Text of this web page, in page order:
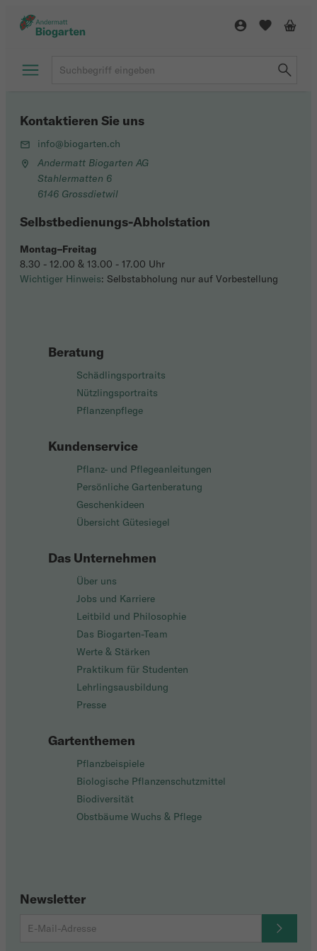
Beratung
Schädlingsportraits
Nützlingsportraits
Pflanzenpflege
Kundenservice
Pflanz- und Pflegeanleitungen
Persönliche Gartenberatung
Geschenkideen
Übersicht Gütesiegel
Das Unternehmen
Über uns
Jobs und Karriere
Leitbild und Philosophie
Das Biogarten-Team
Werte & Stärken
Praktikum für Studenten
Lehrlingsausbildung
Presse
Gartenthemen
Pflanzbeispiele
Biologische Pflanzenschutzmittel
Biodiversität
Obstbäume Wuchs & Pflege
Newsletter
Kontaktieren Sie uns
info@biogarten.ch
Andermatt Biogarten AG
Stahlermatten 6
6146 Grossdietwil
Selbstbedienungs-Abholstation
Montag–Freitag
8.30 - 12.00 & 13.00 - 17.00 Uhr
Wichtiger Hinweis: Selbstabholung nur auf Vorbestellung